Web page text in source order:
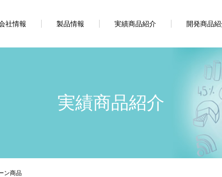
社情報 製品情報 実績商品紹介 開発商品
実績商品紹介
ン商品